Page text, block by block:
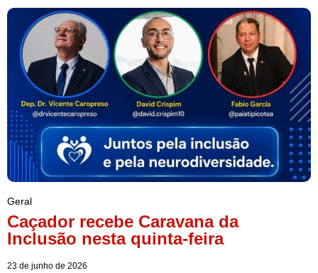
Geral
Caçador recebe Caravana da
Inclusão nesta quinta-feira
23 de junho de 2026